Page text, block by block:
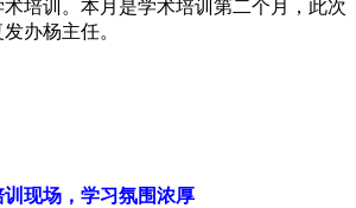
培训。本月是学术培训第二个月，此次
办杨主任。
训现场，学习氛围浓厚